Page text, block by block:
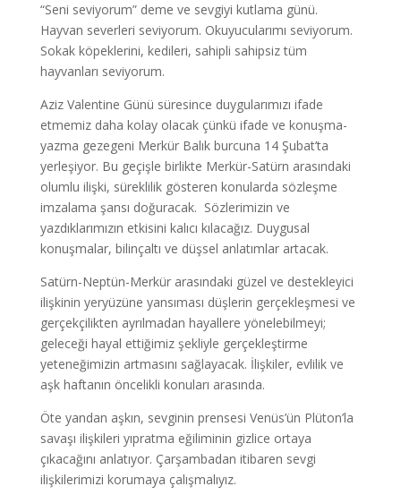
“Seni seviyorum” deme ve sevgiyi kutlama günü.
Hayvan severleri seviyorum. Okuyucularımı seviyorum.
Sokak köpeklerini, kedileri, sahipli sahipsiz tüm
hayvanları seviyorum.
Aziz Valentine Günü süresince duygularımızı ifade
etmemiz daha kolay olacak çünkü ifade ve konuşma-
yazma gezegeni Merkür Balık burcuna 14 Şubat’ta
yerleşiyor. Bu geçişle birlikte Merkür-Satürn arasındaki
olumlu ilişki, süreklilik gösteren konularda sözleşme
imzalama şansı doğuracak. Sözlerimizin ve
yazdıklarımızın etkisini kalıcı kılacağız. Duygusal
konuşmalar, bilinçaltı ve düşsel anlatımlar artacak.
Satürn-Neptün-Merkür arasındaki güzel ve destekleyici
ilişkinin yeryüzüne yansıması düşlerin gerçekleşmesi ve
gerçekçilikten ayrılmadan hayallere yönelebilmeyi;
geleceği hayal ettiğimiz şekliyle gerçekleştirme
yeteneğimizin artmasını sağlayacak. İlişkiler, evlilik ve
aşk haftanın öncelikli konuları arasında.
Öte yandan aşkın, sevginin prensesi Venüs’ün Plüton’la
savaşı ilişkileri yıpratma eğiliminin gizlice ortaya
çıkacağını anlatıyor. Çarşambadan itibaren sevgi
ilişkilerimizi korumaya çalışmalıyız.